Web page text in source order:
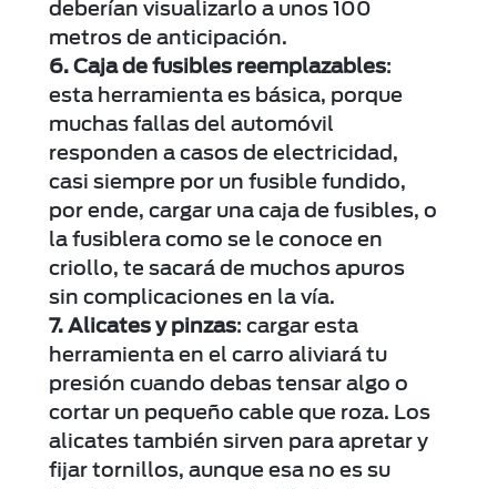
deberían visualizarlo a unos 100
metros de anticipación.
Caja de fusibles reemplazables:
esta herramienta es básica, porque
muchas fallas del automóvil
responden a casos de electricidad,
casi siempre por un fusible fundido,
por ende, cargar una caja de fusibles, o
la fusiblera como se le conoce en
criollo, te sacará de muchos apuros
sin complicaciones en la vía.
Alicates y pinzas: cargar esta
herramienta en el carro aliviará tu
presión cuando debas tensar algo o
cortar un pequeño cable que roza. Los
alicates también sirven para apretar y
fijar tornillos, aunque esa no es su